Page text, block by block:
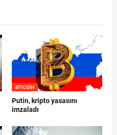
BITCOIN
Putin, kripto yasasını
imzaladı